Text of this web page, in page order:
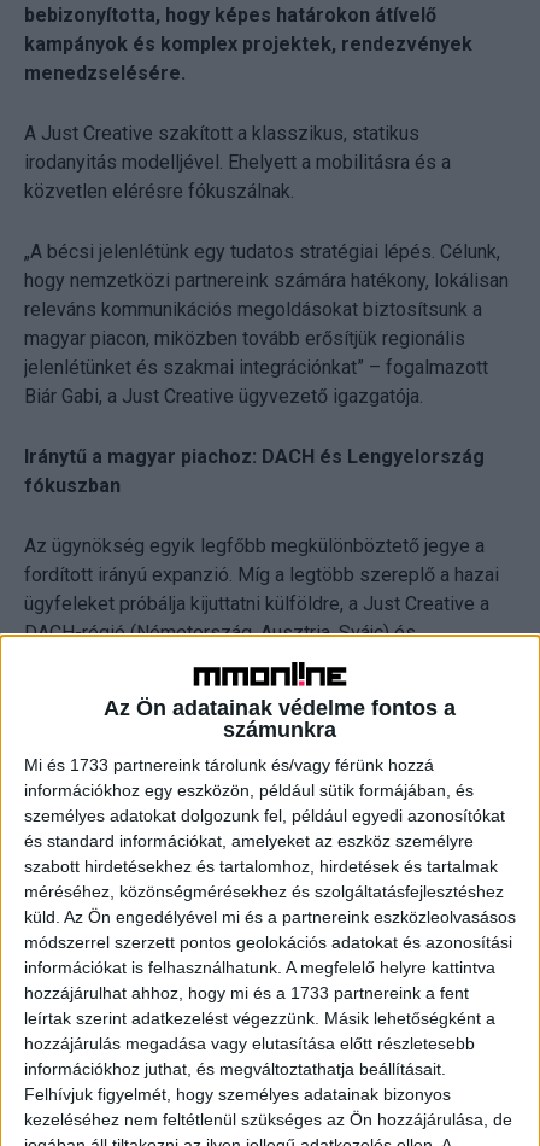
Az Ön adatainak védelme fontos a
számunkra
Mi és 1733 partnereink tárolunk és/vagy férünk hozzá
információkhoz egy eszközön, például sütik formájában, és
személyes adatokat dolgozunk fel, például egyedi azonosítókat
és standard információkat, amelyeket az eszköz személyre
szabott hirdetésekhez és tartalomhoz, hirdetések és tartalmak
méréséhez, közönségmérésekhez és szolgáltatásfejlesztéshez
küld. Az Ön engedélyével mi és a partnereink eszközleolvasásos
módszerrel szerzett pontos geolokációs adatokat és azonosítási
információkat is felhasználhatunk. A megfelelő helyre kattintva
hozzájárulhat ahhoz, hogy mi és a 1733 partnereink a fent
leírtak szerint adatkezelést végezzünk. Másik lehetőségként a
hozzájárulás megadása vagy elutasítása előtt részletesebb
információkhoz juthat, és megváltoztathatja beállításait.
Felhívjuk figyelmét, hogy személyes adatainak bizonyos
kezeléséhez nem feltétlenül szükséges az Ön hozzájárulása, de
bebizonyította, hogy képes határokon átívelő
kampányok és komplex projektek, rendezvények
menedzselésére.
A Just Creative szakított a klasszikus, statikus
irodanyitás modelljével. Ehelyett a mobilitásra és a
közvetlen elérésre fókuszálnak.
„A bécsi jelenlétünk egy tudatos stratégiai lépés. Célunk,
hogy nemzetközi partnereink számára hatékony, lokálisan
releváns kommunikációs megoldásokat biztosítsunk a
magyar piacon, miközben tovább erősítjük regionális
jelenlétünket és szakmai integrációnkat” – fogalmazott
Biár Gabi, a Just Creative ügyvezető igazgatója.
Iránytű a magyar piachoz: DACH és Lengyelország
fókuszban
Az ügynökség egyik legfőbb megkülönböztető jegye a
fordított irányú expanzió. Míg a legtöbb szereplő a hazai
ügyfeleket próbálja kijuttatni külföldre, a Just Creative a
DACH-régió (Németország, Ausztria, Svájc) és
Lengyelország márkáinak kínál professzionális „hazai
pályát” és szakértő navigációt a magyar piacon.
Kulturális adaptáció: Biztosítják, hogy a nemzetközi
üzenetek a magyar közegben is hitelesen és hatékonyan
landoljanak.
Médiakapcsolati háló: A rendszeres bécsi jelenlét
közvetlen utat nyit a nemzetközi marketingvezetőkhöz,
miközben stabil hátországot adnak a hazai médiatérben.
Regionális szakértelem: A lengyel és a DACH-piac
dinamikájának ismerete lehetővé teszi az egységes és
lokálisan működő PR-megoldásokat.